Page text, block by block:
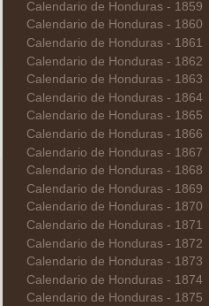
Calendario de Honduras - 1859
Calendario de Honduras - 1860
Calendario de Honduras - 1861
Calendario de Honduras - 1862
Calendario de Honduras - 1863
Calendario de Honduras - 1864
Calendario de Honduras - 1865
Calendario de Honduras - 1866
Calendario de Honduras - 1867
Calendario de Honduras - 1868
Calendario de Honduras - 1869
Calendario de Honduras - 1870
Calendario de Honduras - 1871
Calendario de Honduras - 1872
Calendario de Honduras - 1873
Calendario de Honduras - 1874
Calendario de Honduras - 1875